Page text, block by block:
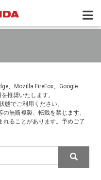
、Mozilla FireFox、Google
推奨いたします。
態でご利用ください。
無断複製、転載を禁じます。
ることがあります。予めご了